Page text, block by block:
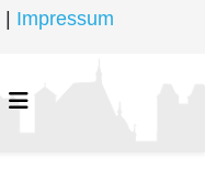
Impressum